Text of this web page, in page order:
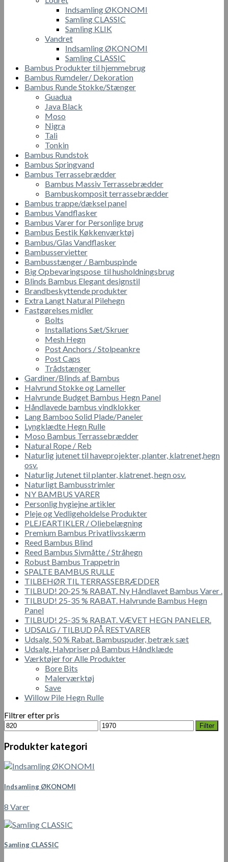
Indsamling ØKONOMI
Samling CLASSIC
Samling KLIK
Vandret
Indsamling ØKONOMI
Samling CLASSIC
Bambus Produkter til hjemmebrug
Bambus Rumdeler/ Dekoration
Bambus Runde Stokke/Stænger
Guadua
Java Black
Moso
Nigra
Tali
Tonkin
Bambus Rundstok
Bambus Springvand
Bambus Terrassebrædder
Bambus Massiv Terrassebrædder
Bambuskomposit terrassebrædder
Bambus trappe/dæksel panel
Bambus Vandflasker
Bambus Varer for Personlige brug
Bambus Бestik Кøkkenværktøj
Bambus/Glas Vandflasker
Bambusservietter
Bambusstænger / Bambuspinde
Big Opbevaringspose til husholdningsbrug
Blinds Bambus Elegant designstil
Brandbeskyttende produkter
Extra Langt Natural Pilehegn
Fastgørelses midler
Bolts
Installations Sæt/Skruer
Mesh Hegn
Post Anchors / Stolpeankre
Post Caps
Trådstænger
Gardiner/Blinds af Bambus
Halvrund Stokke og Lameller
Halvrunde Budget Bambus Hegn Panel
Håndlavede bambus vindklokker
Lang Bamboo Solid Plade/Paneler
Lyngklædte Hegn Rulle
Moso Bambus Terrassebrædder
Natural Rope / Reb
Naturlig jutenet til haveprojekter, planter, klatrenet,hegn
osv.
Naturlig Jutenet til planter, klatrenet, hegn osv.
Naturligt Bambusstrimler
NY BAMBUS VARER
Personlig hygiejne artikler
Pleje og Vedligeholdelse Produkter
PLEJEARTIKLER / Oliebelægning
Premium Bambus Privatlivsskærm
Reed Bambus Blind
Reed Bambus Sivmåtte / Stråhegn
Robust Bambus Trappetrin
SPALTE BAMBUS RULLE
TILBEHØR TIL TERRASSEBRÆDDER
TILBUD! 20-25 % RABAT. Ny Håndlavet Bambus Varer .
TILBUD! 25-35 % RABAT. Halvrunde Bambus Hegn
Panel
TILBUD! 25-35 % RABAT. VÆVET HEGN PANELER.
UDSALG / TILBUD PÅ RESTVARER
Udsalg. 50 % Rabat. Bambuspuder, betræk sæt
Udsalg. Halvpriser på Bambus Håndklæde
Værktøjer for Alle Produkter
Bore Bits
Malerværktøj
Save
Willow Pile Hegn Rulle
Filtrer efter pris
Mindste
pris
Højeste
pris
Filter
Produkter kategori
Indsamling ØKONOMI
8 Varer
Samling CLASSIC